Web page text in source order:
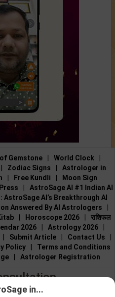
Gemstone World Clock
Zodiac Signs
Astrologer in
Free Kundli
Moon Sign
Press
AstroSage AI #1 Indian AI
AI’s Breakthrough AI
Answered By AI Astrologers
Horoscope 2026
राशिफल
2026 Astrology 2026
Submit Article Contact Us
Policy
Terms and Conditions
Astrologer Registration
Astrologer
in...